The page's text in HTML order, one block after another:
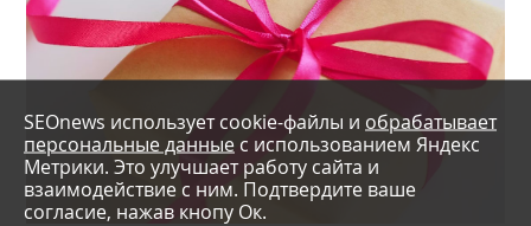
SEOnews использует cookie-файлы и обрабатывает
персональные данные с использованием Яндекс
Метрики. Это улучшает работу сайта и
взаимодействие с ним. Подтвердите ваше
согласие, нажав кнопу Ок.